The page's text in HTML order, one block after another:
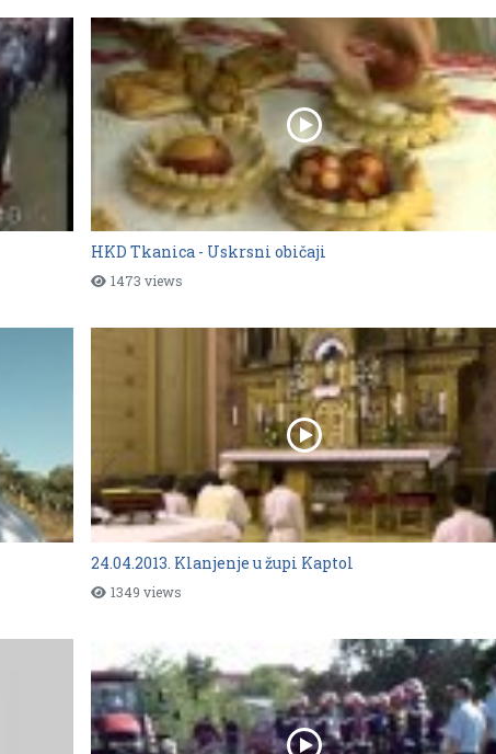
HKD Tkanica - Uskrsni običaji
1473 views
24.04.2013. Klanjenje u župi Kaptol
1349 views